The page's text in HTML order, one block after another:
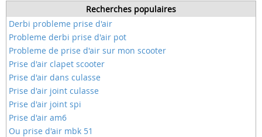
Recherches populaires
Derbi probleme prise d'air
Probleme derbi prise d'air pot
Probleme de prise d'air sur mon scooter
Prise d'air clapet scooter
Prise d'air dans culasse
Prise d'air joint culasse
Prise d'air joint spi
Prise d'air am6
Ou prise d'air mbk 51